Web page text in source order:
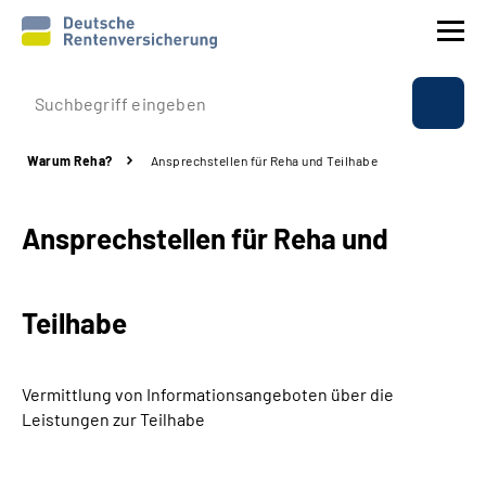
Prävention
Rente
Über uns & Presse
Warum Reha? Ansprechstellen für Reha und Teilhabe
Ansprechstellen für Reha und
Teilhabe
Vermittlung von Informationsangeboten über die
Leistungen zur Teilhabe